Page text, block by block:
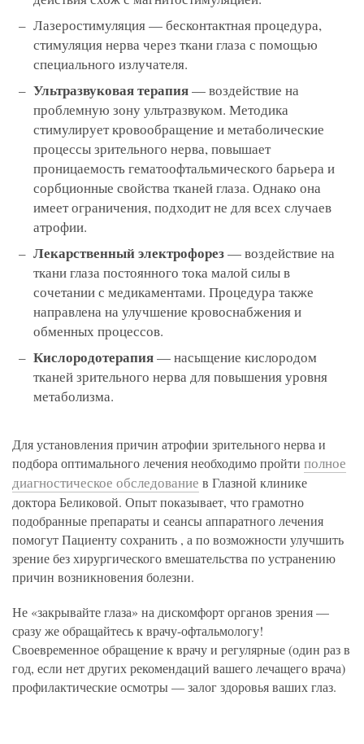
Лазеростимуляция — бесконтактная процедура,
стимуляция нерва через ткани глаза с помощью
специального излучателя.
Ультразвуковая терапия— воздействие на
проблемную зону ультразвуком. Методика
стимулирует кровообращение и метаболические
процессы зрительного нерва, повышает
проницаемость гематоофтальмического барьера и
сорбционные свойства тканей глаза. Однако она
имеет ограничения, подходит не для всех случаев
атрофии.
Лекарственный электрофорез— воздействие на
ткани глаза постоянного тока малой силы в
сочетании с медикаментами. Процедура также
направлена на улучшение кровоснабжения и
обменных процессов.
Кислородотерапия— насыщение кислородом
тканей зрительного нерва для повышения уровня
метаболизма.
Для установления причин атрофии зрительного нерва и
подбора оптимального лечения необходимо пройти полное
диагностическое обследование в Глазной клинике
доктора Беликовой. Опыт показывает, что грамотно
подобранные препараты и сеансы аппаратного лечения
помогут Пациенту сохранить , а по возможности улучшить
зрение без хирургического вмешательства по устранению
причин возникновения болезни.
Не «закрывайте глаза» на дискомфорт органов зрения —
сразу же обращайтесь к врачу-офтальмологу!
Своевременное обращение к врачу и регулярные (один раз в
год, если нет других рекомендаций вашего лечащего врача)
профилактические осмотры — залог здоровья ваших глаз.